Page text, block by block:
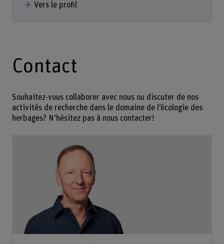
Vers le profil
Contact
Souhaitez-vous collaborer avec nous ou discuter de nos
activités de recherche dans le domaine de l’écologie des
herbages? N’hésitez pas à nous contacter!